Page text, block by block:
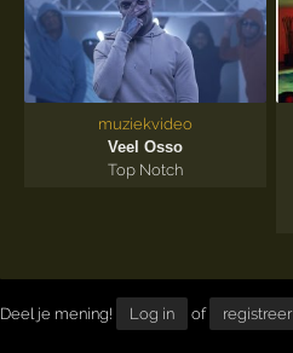
muziekvideo
Veel Osso
Top Notch
Deel je mening! Log in of registreer